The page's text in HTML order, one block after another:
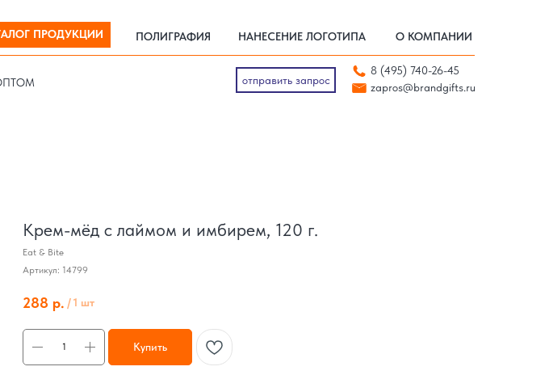
ПРОДУКЦИИ
zapros@brandgifts.ru
отправить запрос 8 (495) 740-26-45
НАНЕСЕНИЕ ЛОГОТИПА О КОМПАНИИ
ПОЛИГРАФИЯ
zapros@brandgifts.ru
ПРОДУКЦИИ
отправить запрос
Крем-мёд с лаймом и имбирем, 120 г.
Eat & Bite
Артикул: 14799
288 р. /1 шт
Купить